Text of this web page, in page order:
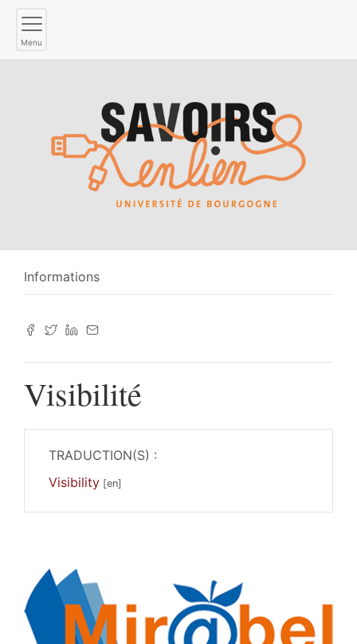
Menu
Informations
Visibilité
TRADUCTION(S) :
Visibility